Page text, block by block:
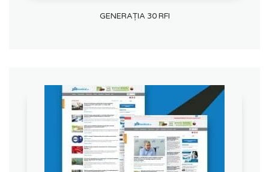
GENERAȚIA 30 RFI